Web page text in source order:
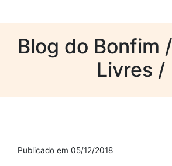
Blog do Bonfim
Livres /
Publicado em 05/12/2018